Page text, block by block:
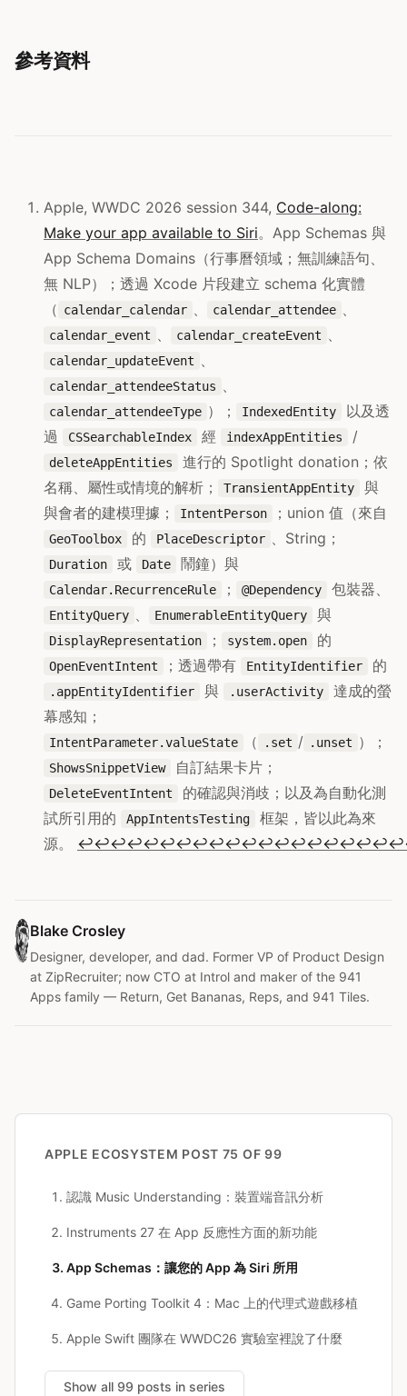
參考資料
Apple, WWDC 2026 session 344, Code-along:
Make your app available to Siri。App Schemas 與
App Schema Domains（行事曆領域；無訓練語句、
無 NLP）；透過 Xcode 片段建立 schema 化實體
（ calendar_calendar 、 calendar_attendee 、
calendar_event 、 calendar_createEvent 、
calendar_updateEvent 、
calendar_attendeeStatus 、
calendar_attendeeType ）； IndexedEntity
以及透
過
CSSearchableIndex 經 indexAppEntities /
deleteAppEntities
進行的 Spotlight donation；依
名稱、屬性或情境的解析；
TransientAppEntity
與
與會者的建模理據；
IntentPerson ；union 值（來自
GeoToolbox 的 PlaceDescriptor 、String；
Duration 或 Date 鬧鐘）與
Calendar.RecurrenceRule ； @Dependency 包裝器、
EntityQuery 、 EnumerableEntityQuery 與
DisplayRepresentation ； system.open 的
OpenEventIntent ；透過帶有 EntityIdentifier 的
.appEntityIdentifier 與 .userActivity
達成的螢
幕感知；
IntentParameter.valueState （ .set / .unset ）；
ShowsSnippetView 自訂結果卡片；
DeleteEventIntent
的確認與消歧；以及為自動化測
試所引用的
AppIntentsTesting
框架，皆以此為來
源。 ↩↩↩↩↩↩↩↩↩↩↩↩↩↩↩↩↩↩↩↩
Blake Crosley
Designer, developer, and dad. Former VP of Product Design
at ZipRecruiter; now CTO at Introl and maker of the 941
Apps family — Return, Get Bananas, Reps, and 941 Tiles.
APPLE ECOSYSTEM POST 75 OF 99
認識 Music Understanding：裝置端音訊分析
Instruments 27 在 App 反應性方面的新功能
App Schemas：讓您的 App 為 Siri 所用
Game Porting Toolkit 4：Mac 上的代理式遊戲移植
Apple Swift 團隊在 WWDC26 實驗室裡說了什麼
Show all 99 posts in series